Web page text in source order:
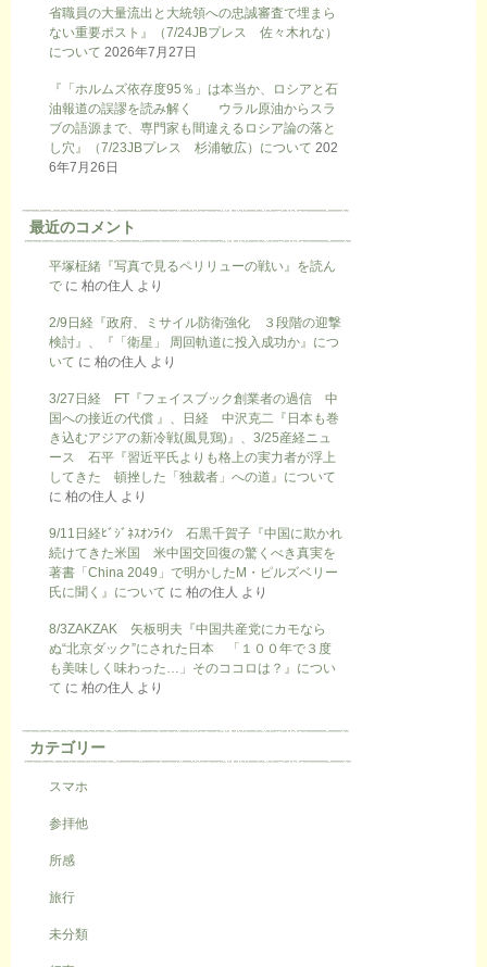
省職員の大量流出と大統領への忠誠審査で埋まら
ない重要ポスト』（7/24JBプレス 佐々木れな）
について 2026年7月27日
『「ホルムズ依存度95％」は本当か、ロシアと石
油報道の誤謬を読み解く ウラル原油からスラ
ブの語源まで、専門家も間違えるロシア論の落と
し穴』（7/23JBプレス 杉浦敏広）について 202
6年7月26日
最近のコメント
平塚柾緒『写真で見るペリリューの戦い』を読ん
で に 柏の住人 より
2/9日経『政府、ミサイル防衛強化 ３段階の迎撃
検討』、『「衛星」 周回軌道に投入成功か』につ
いて に 柏の住人 より
3/27日経 FT『フェイスブック創業者の過信 中
国への接近の代償 』、日経 中沢克二『日本も巻
き込むアジアの新冷戦(風見鶏)』、3/25産経ニュ
ース 石平『習近平氏よりも格上の実力者が浮上
してきた 頓挫した「独裁者」への道』について
に 柏の住人 より
9/11日経ﾋﾞｼﾞﾈｽｵﾝﾗｲﾝ 石黒千賀子『中国に欺かれ
続けてきた米国 米中国交回復の驚くべき真実を
著書「China 2049」で明かしたM・ピルズベリー
氏に聞く』について に 柏の住人 より
8/3ZAKZAK 矢板明夫『中国共産党にカモなら
ぬ“北京ダック”にされた日本 「１００年で３度
も美味しく味わった…」そのココロは？』につい
て に 柏の住人 より
カテゴリー
スマホ
参拝他
所感
旅行
未分類